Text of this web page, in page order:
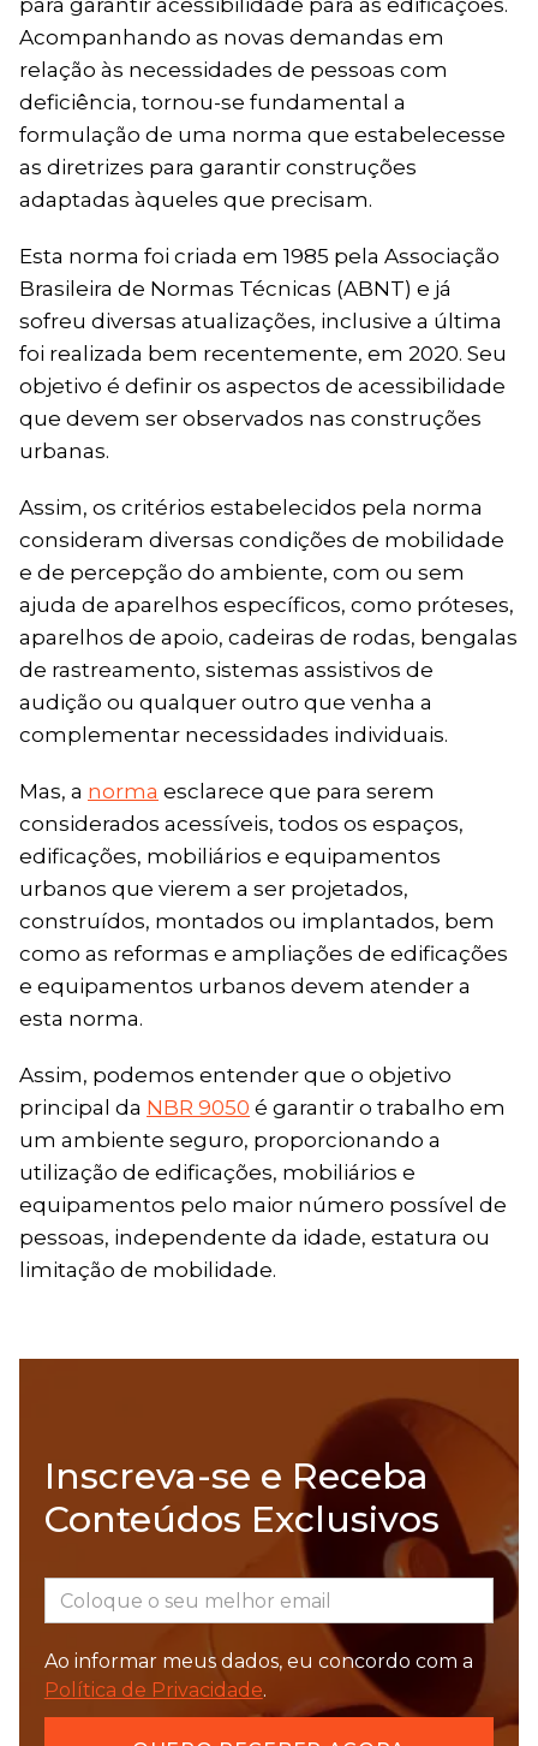
Acompanhando as novas demandas em
relação às necessidades de pessoas com
deficiência, tornou-se fundamental a
formulação de uma norma que estabelecesse
as diretrizes para garantir construções
adaptadas àqueles que precisam.
Esta norma foi criada em 1985 pela Associação
Brasileira de Normas Técnicas (ABNT) e já
sofreu diversas atualizações, inclusive a última
foi realizada bem recentemente, em 2020. Seu
objetivo é definir os aspectos de acessibilidade
que devem ser observados nas construções
urbanas.
Assim, os critérios estabelecidos pela norma
consideram diversas condições de mobilidade
e de percepção do ambiente, com ou sem
ajuda de aparelhos específicos, como próteses,
aparelhos de apoio, cadeiras de rodas, bengalas
de rastreamento, sistemas assistivos de
audição ou qualquer outro que venha a
complementar necessidades individuais.
Mas, a norma esclarece que para serem
considerados acessíveis, todos os espaços,
edificações, mobiliários e equipamentos
urbanos que vierem a ser projetados,
construídos, montados ou implantados, bem
como as reformas e ampliações de edificações
e equipamentos urbanos devem atender a
esta norma.
Assim, podemos entender que o objetivo
principal da NBR 9050 é garantir o trabalho em
um ambiente seguro, proporcionando a
utilização de edificações, mobiliários e
equipamentos pelo maior número possível de
pessoas, independente da idade, estatura ou
limitação de mobilidade.
Ao informar meus dados, eu concordo com a
Política de Privacidade.
Inscreva-se e Receba
Conteúdos Exclusivos